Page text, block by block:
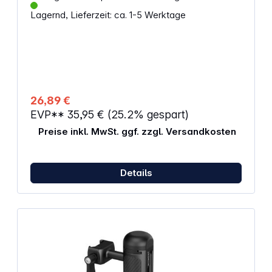
Helferwerkzeug, 1x interaktive Schritt-für-Schritt-
Anleitung
Smartphones. Universelle Smartphone-
Kompatibilität Kann im Hoch- und Querformat
Lagernd, Lieferzeit: ca. 1-5 Werktage
26,89 €
EVP** 35,95 € (25.2% gespart)
Preise inkl. MwSt. ggf. zzgl. Versandkosten
Details